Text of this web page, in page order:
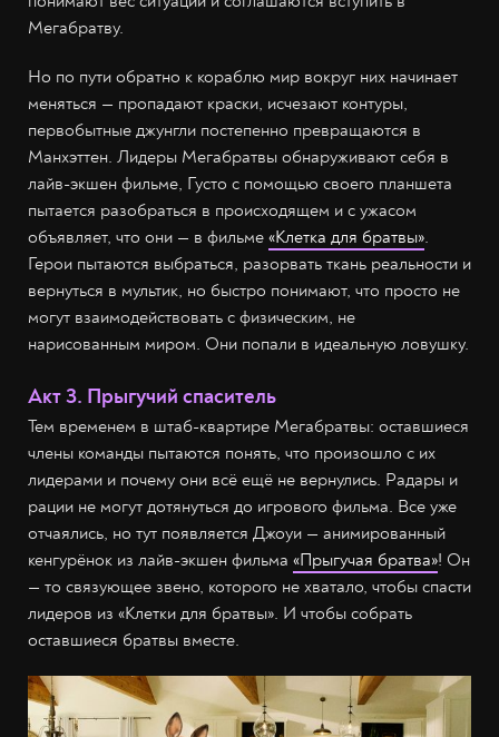
Мегабратву.
Но по пути обратно к кораблю мир вокруг них начинает
меняться — пропадают краски, исчезают контуры,
первобытные джунгли постепенно превращаются в
Манхэттен. Лидеры Мегабратвы обнаруживают себя в
лайв-экшен фильме, Густо с помощью своего планшета
пытается разобраться в происходящем и с ужасом
объявляет, что они — в фильме «Клетка для братвы».
Герои пытаются выбраться, разорвать ткань реальности и
вернуться в мультик, но быстро понимают, что просто не
могут взаимодействовать с физическим, не
нарисованным миром. Они попали в идеальную ловушку.
Акт 3. Прыгучий спаситель
Тем временем в штаб-квартире Мегабратвы: оставшиеся
члены команды пытаются понять, что произошло с их
лидерами и почему они всё ещё не вернулись. Радары и
рации не могут дотянуться до игрового фильма. Все уже
отчаялись, но тут появляется Джоуи — анимированный
кенгурёнок из лайв-экшен фильма «Прыгучая братва»! Он
— то связующее звено, которого не хватало, чтобы спасти
лидеров из «Клетки для братвы». И чтобы собрать
оставшиеся братвы вместе.